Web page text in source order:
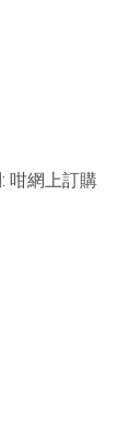
咁網上訂購